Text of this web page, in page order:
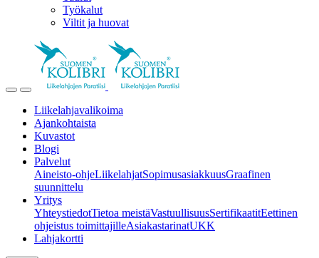
Työkalut
Viltit ja huovat
Liikelahjavalikoima
Ajankohtaista
Kuvastot
Blogi
Palvelut
Aineisto-ohjeLiikelahjatSopimusasiakkuusGraafinen
suunnittelu
Yritys
YhteystiedotTietoa meistäVastuullisuusSertifikaatitEettinen
ohjeistus toimittajilleAsiakastarinatUKK
Lahjakortti